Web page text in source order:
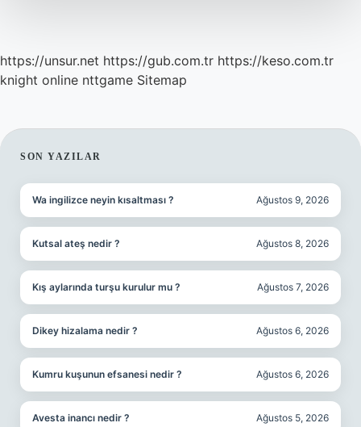
https://unsur.net https://gub.com.tr https://keso.com.tr
knight online nttgame Sitemap
SIDEBAR
SON YAZILAR
Wa ingilizce neyin kısaltması ? Ağustos 9, 2026
Kutsal ateş nedir ? Ağustos 8, 2026
Kış aylarında turşu kurulur mu ? Ağustos 7, 2026
Dikey hizalama nedir ? Ağustos 6, 2026
Kumru kuşunun efsanesi nedir ? Ağustos 6, 2026
Avesta inancı nedir ? Ağustos 5, 2026